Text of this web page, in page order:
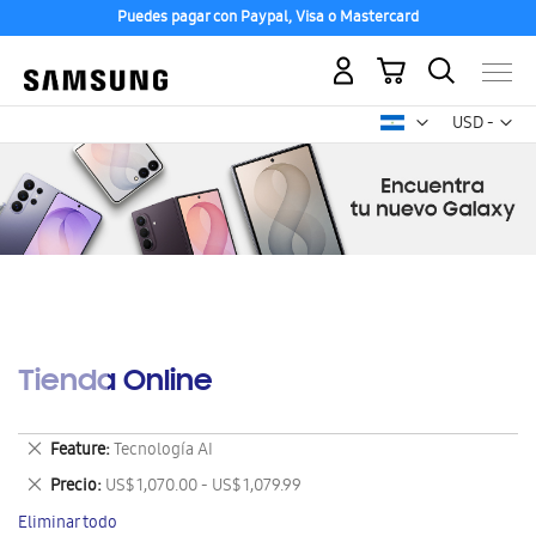
Puedes pagar con Paypal, Visa o Mastercard
USD -
dólar
Mi carrito
Tienda Online
Feature Tecnología AI
Eliminar
este
artículo
Precio US$ 1,070.00 - US$ 1,079.99
Eliminar
este
Eliminar todo